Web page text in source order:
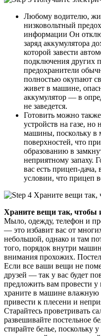
Любому водителю,
низковольтный
информации Он
заряд аккумулятора
которой завести
подключения других
предохранители
полностью окупают
живет в машине,
аккумулятор — в
не заведется.
Готовить можно
устройств на газе, но
машины, поскольку в
поверхностей, что
образованию в
неприятному запаху.
вас есть прицеп-
условии, что прицеп
Храните вещи так, чтобы
Мыло, одежду, телефон и
— это избавит вас от
небольшой, однако и там
того, порядок внутри
внимания прохожих.
Если все ваши вещи не
друзей — так у вас будет
предложить вам провести
храните в машине влажную
привести к плесени и
Старайтесь проветривать
развешивайте постельное
стирайте белье, поскольку